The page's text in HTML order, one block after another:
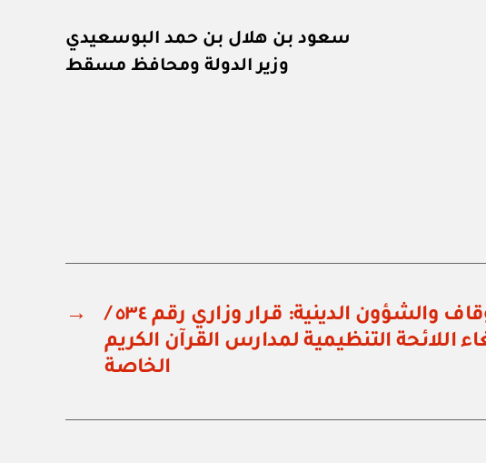
سعود بن هلال بن حمد البوسعيدي
وزير الدولة ومحافظ مسقط
→
وزارة الأوقاف والشؤون الدينية: قرار وزاري رقم ٥٣٤ /
بإلغاء اللائحة التنظيمية لمدارس القرآن الكريم
الخاصة